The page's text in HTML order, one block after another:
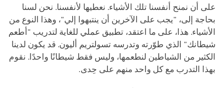
على أن نمنح أنفسنا تلك الأشياء. نعطيها لأنفسنا. نحن لسنا
بحاجة إلى، "يجب على الآخرين أن ينتبهوا إلي"، وهذا النوع من
الأشياء. هذا، على ما اعتقد، تطبيق عملي للغاية لتدريب "أطعم
شيطانك" الذي طوّرته وتدرسه تسولتريم أليون. قد يكون لدينا
الكثير من الشياطين لنطعمها، وليس فقط شيطانًا واحدًا. نقوم
بهذا التدرب مع كل واحد منهم على حِدى.